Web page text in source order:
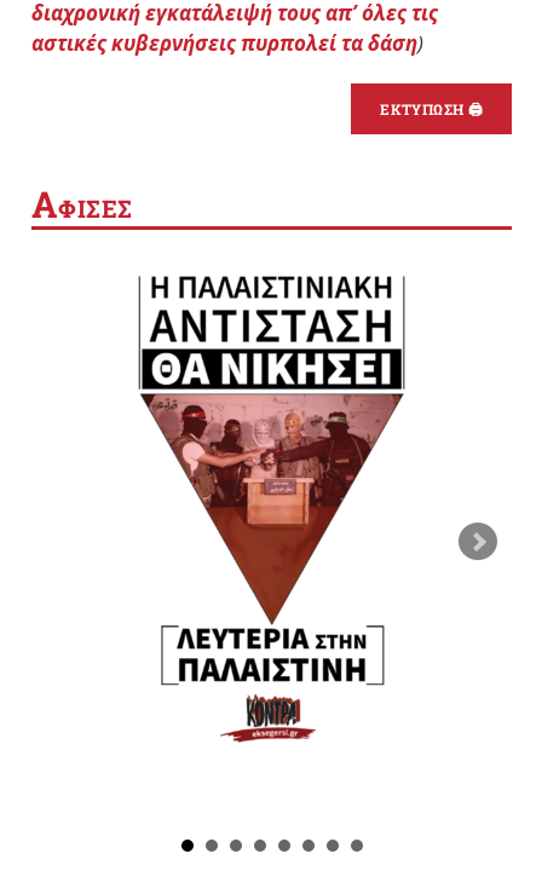
διαχρονική εγκατάλειψή τους απ’ όλες τις
αστικές κυβερνήσεις πυρπολεί τα δάση)
ΕΚΤΥΠΩΣΗ 🖨
ΑΦΙΣΕΣ